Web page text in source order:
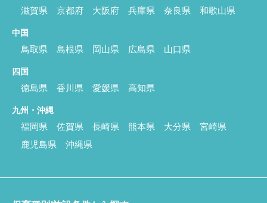
滋賀県 京都府 大阪府 兵庫県 奈良県 和歌山県
中国
鳥取県 島根県 岡山県 広島県 山口県
四国
徳島県 香川県 愛媛県 高知県
九州・沖縄
福岡県 佐賀県 長崎県 熊本県 大分県
宮崎県
鹿児島県
沖縄県